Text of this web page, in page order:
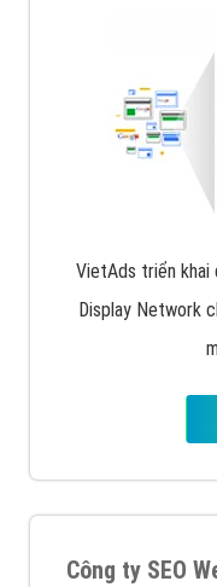
VietAds triển khai
Display Network
Công ty SEO